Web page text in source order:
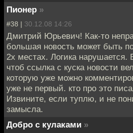
Пионер »
#38 | 30.12.08 14:26
Дмитрий Юрьевич! Как-то
большая новость может быть
2х местах. Логика
чтоб ссылка с куска новости
которую уже можно
уже не первый. кто про это
Извините, если туплю, и не
замысла.
Добро с кулаками »